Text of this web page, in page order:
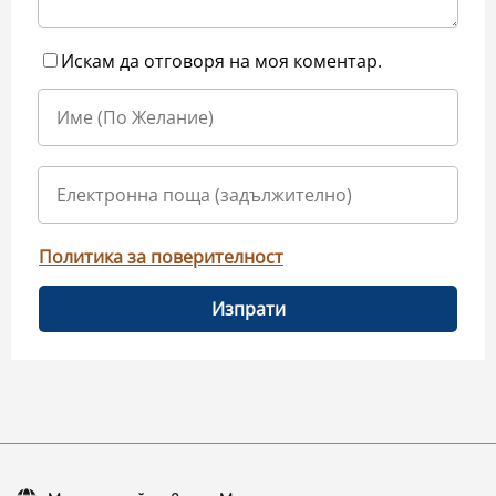
Искам да отговоря на моя коментар.
Политика за поверителност
Изпрати